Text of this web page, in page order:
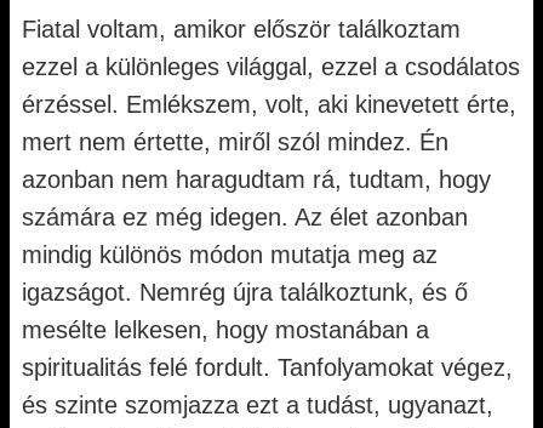
Fiatal voltam, amikor először találkoztam
ezzel a különleges világgal, ezzel a csodálatos
érzéssel. Emlékszem, volt, aki kinevetett érte,
mert nem értette, miről szól mindez. Én
azonban nem haragudtam rá, tudtam, hogy
számára ez még idegen. Az élet azonban
mindig különös módon mutatja meg az
igazságot. Nemrég újra találkoztunk, és ő
mesélte lelkesen, hogy mostanában a
spiritualitás felé fordult. Tanfolyamokat végez,
és szinte szomjazza ezt a tudást, ugyanazt,